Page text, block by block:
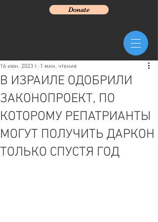
Donate
В ИЗРАИЛЕ ОДОБРИЛИ
ЗАКОНОПРОЕКТ, ПО
КОТОРОМУ РЕПАТРИАНТЫ
МОГУТ ПОЛУЧИТЬ ДАРКОН
ТОЛЬКО СПУСТЯ ГОД
16 июн. 2023 г. 1 мин. чтения